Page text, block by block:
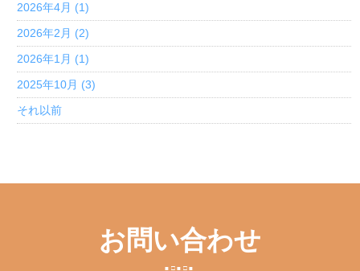
2026年4月 (1)
2026年2月 (2)
2026年1月 (1)
2025年10月 (3)
それ以前
お問い合わせ